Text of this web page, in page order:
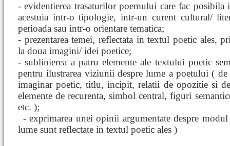
- evidentierea trasaturilor poemului care fac posibila
acestuia intr-o tipologie, intr-un curent cultural/
perioada sau intr-o orientare tematica;
- prezentarea temei, reflectata in textul poetic ales,
la doua imagini/ idei poetice;
- sublinierea a patru elemente ale textului poetic
pentru ilustrarea viziunii despre lume a poetului ( de
imaginar poetic, titlu, incipit, relatii de opozitie si
elemente de recurenta, simbol central, figuri
etc. );
- exprimarea unei opinii argumentate despre
lume sunt reflectate in textul poetic ales )